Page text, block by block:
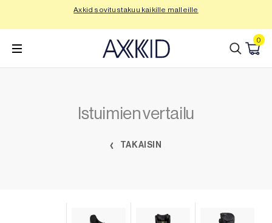
Axkid sovitustakuu kaikille malleille
0
Istuimien vertailu
TAKAISIN